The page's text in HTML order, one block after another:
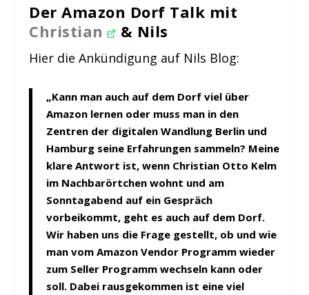
Der Amazon Dorf Talk mit
Christian
& Nils
Hier die Ankündigung auf Nils Blog:
„Kann man auch auf dem Dorf viel über
Amazon lernen oder muss man in den
Zentren der digitalen Wandlung Berlin und
Hamburg seine Erfahrungen sammeln? Meine
klare Antwort ist, wenn Christian Otto Kelm
im Nachbarörtchen wohnt und am
Sonntagabend auf ein Gespräch
vorbeikommt, geht es auch auf dem Dorf.
Wir haben uns die Frage gestellt, ob und wie
man vom Amazon Vendor Programm wieder
zum Seller Programm wechseln kann oder
soll. Dabei rausgekommen ist eine viel